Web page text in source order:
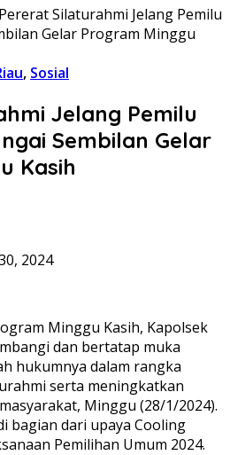
Pererat Silaturahmi Jelang Pemilu
Gelar Program Minggu
, Sosial
Jelang Pemilu
Sembilan Gelar
Kasih
2024
Minggu Kasih, Kapolsek
dan bertatap muka
hukumnya dalam rangka
serta meningkatkan
Minggu (28/1/2024).
bagian dari upaya Cooling
Pemilihan Umum 2024.